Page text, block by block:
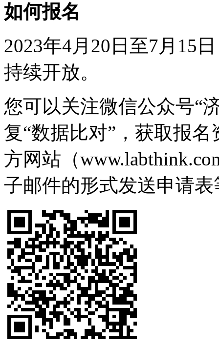
如何报名
2023年4月20日至7月15
持续开放。
您可以关注微信公众号“
复“数据比对”，获取报
方网站（
子邮件的形式发送申请表